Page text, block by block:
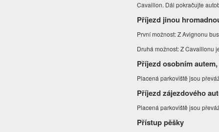
Cavaillon. Dál pokračujte
Příjezd jinou
První možnost: Z Avignonu
Druhá možnost: Z Cavaillonu
Příjezd osobním
Placená parkoviště jsou
Příjezd zájezdového
Placená parkoviště jsou
Přístup pěšky